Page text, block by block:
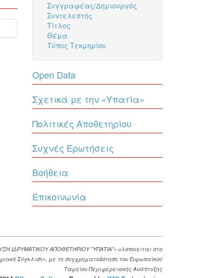
Συγγραφέας/Δημιουργός
Συντελεστής
Τίτλος
Θέμα
Τύπος Τεκμηρίου
Open Data
Σχετικά με την «Υπατία»
Πολιτικές Αποθετηρίου
Συχνές Ερωτήσεις
Βοήθεια
Επικοινωνία
ΙΔΡΥΜΑΤΙΚΟΥ ΑΠΟΘΕΤΗΡΙΟΥ "ΥΠΑΤΙΑ"» υλοποιείται στο
Σύγκλιση», με τη συγχρηματοδότηση του Ευρωπαϊκού
Ταμείου Περιφερειακής Ανάπτυξης